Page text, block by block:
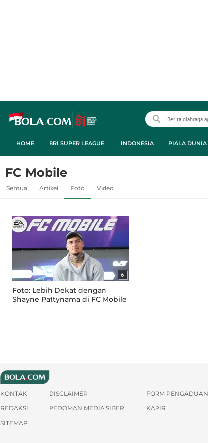
HOME BRI SUPER LEAGUE INDONESIA PIALA DUNIA
FC Mobile
Semua Artikel Foto Video
6
Foto: Lebih Dekat dengan
Shayne Pattynama di FC Mobile
KONTAK DISCLAIMER
FORM PENGADUAN
REDAKSI
PEDOMAN MEDIA SIBER
KARIR
SITEMAP